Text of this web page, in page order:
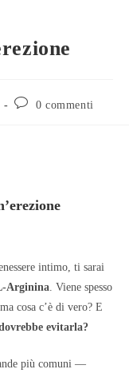
0 commenti
intimo, ti sarai
Arginina. Viene spesso
cosa c’è di vero? E
evitarla?
più comuni —